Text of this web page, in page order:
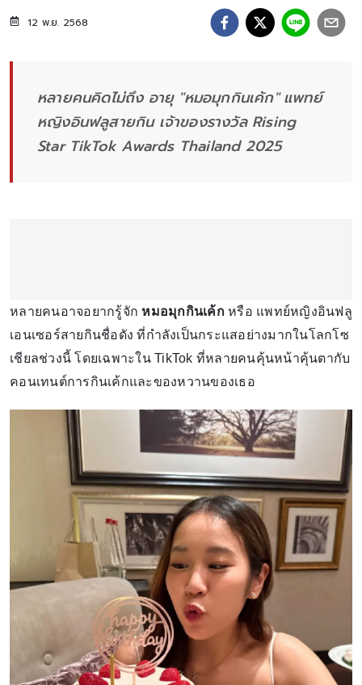
12 พ.ย. 2568
หลายคนคิดไม่ถึง อายุ "หมอมุกกินเค้ก" แพทย์
หญิงอินฟลูสายกิน เจ้าของรางวัล Rising
Star TikTok Awards Thailand 2025
หลายคนอาจอยากรู้จัก หมอมุกกินเค้กหรือ แพทย์หญิงอินฟลู
เอนเซอร์สายกินชื่อดัง ที่กำลังเป็นกระแสอย่างมากในโลกโซ
เชียลช่วงนี้ โดยเฉพาะใน TikTok ที่หลายคนคุ้นหน้าคุ้นตากับ
คอนเทนต์การกินเค้กและของหวานของเธอ